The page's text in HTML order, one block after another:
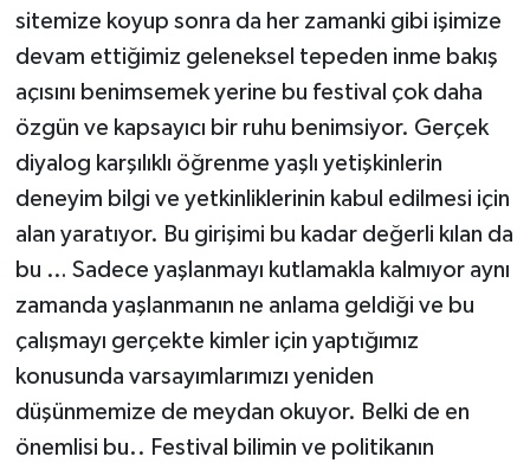
sitemize koyup sonra da her zamanki gibi işimize
devam ettiğimiz geleneksel tepeden inme bakış
açısını benimsemek yerine bu festival çok daha
özgün ve kapsayıcı bir ruhu benimsiyor. Gerçek
diyalog karşılıklı öğrenme yaşlı yetişkinlerin
deneyim bilgi ve yetkinliklerinin kabul edilmesi için
alan yaratıyor. Bu girişimi bu kadar değerli kılan da
bu … Sadece yaşlanmayı kutlamakla kalmıyor aynı
zamanda yaşlanmanın ne anlama geldiği ve bu
çalışmayı gerçekte kimler için yaptığımız
konusunda varsayımlarımızı yeniden
düşünmemize de meydan okuyor. Belki de en
önemlisi bu.. Festival bilimin ve politikanın